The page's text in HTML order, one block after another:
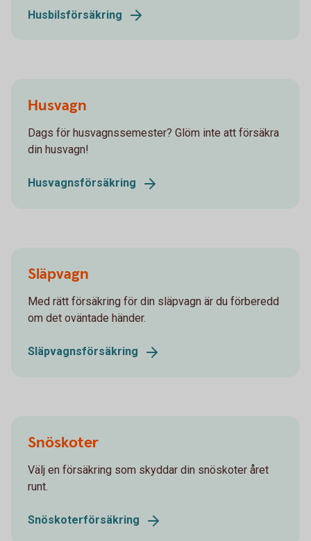
Husbilsförsäkring
Husvagn
Dags för husvagnssemester? Glöm inte att försäkra
din husvagn!
Husvagnsförsäkring
Släpvagn
Med rätt försäkring för din släpvagn är du förberedd
om det oväntade händer.
Släpvagnsförsäkring
Snöskoter
Välj en försäkring som skyddar din snöskoter året
runt.
Snöskoterförsäkring